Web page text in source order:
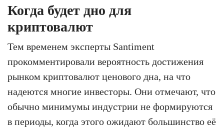
Когда будет дно для
криптовалют
Тем временем эксперты Santiment
прокомментировали вероятность достижения
рынком криптовалют ценового дна, на что
надеются многие инвесторы. Они отмечают, что
обычно минимумы индустрии не формируются
в периоды, когда этого ожидают большинство её